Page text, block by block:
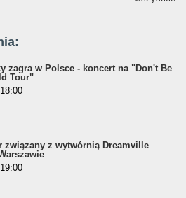
zagra w Polsce - koncert na "Don't Be
Tour"
związany z wytwórnią Dreamville